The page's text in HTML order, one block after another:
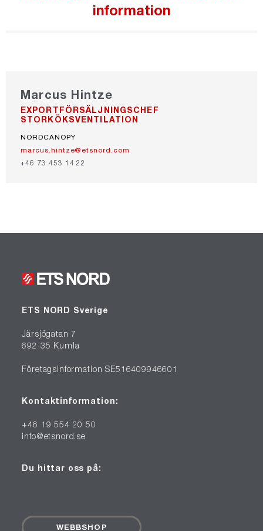
information
Marcus Hintze
EXPORTFÖRSÄLJNINGSCHEF
STORKÖKSVENTILATION
NORDCANOPY
marcus.hintze@etsnord.com
+46 73 453 14 22
ETS NORD Sverige
Järsjögatan 7
692 35 Kumla
Företagsinformation SE516409946601
Kontaktinformation:
+46 19 554 20 50
info@etsnord.se
Du hittar oss på:
WEBBSHOP